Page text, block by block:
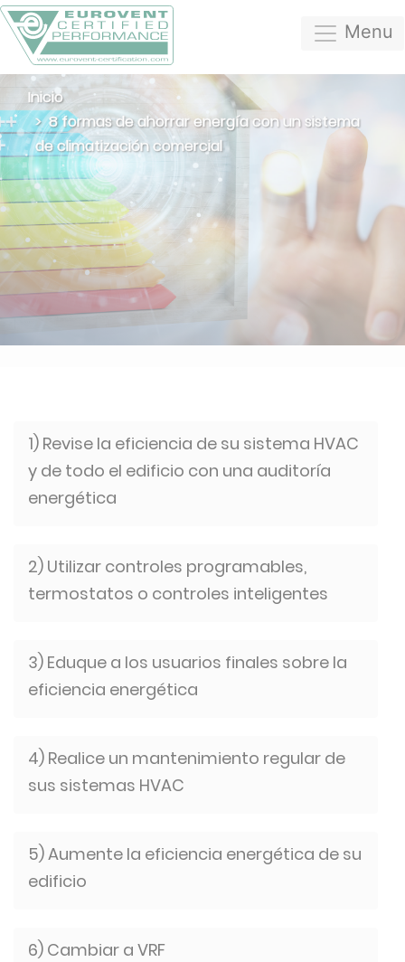
Menu
Inicio
8 formas de ahorrar energía con un sistema
de climatización comercial
1) Revise la eficiencia de su sistema HVAC
y de todo el edificio con una auditoría
energética
2) Utilizar controles programables,
termostatos o controles inteligentes
3) Eduque a los usuarios finales sobre la
eficiencia energética
4) Realice un mantenimiento regular de
sus sistemas HVAC
5) Aumente la eficiencia energética de su
edificio
6) Cambiar a VRF